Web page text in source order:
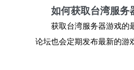
如何获取台湾服务
获取台湾服务器游戏的
论坛也会定期发布最新的游